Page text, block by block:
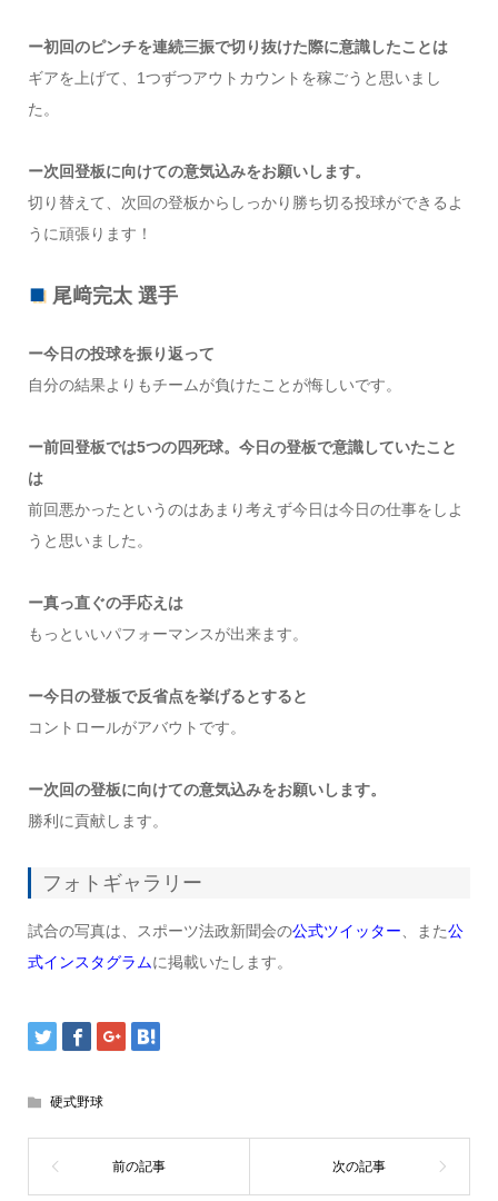
ー初回のピンチを連続三振で切り抜けた際に意識したことは
ギアを上げて、1つずつアウトカウントを稼ごうと思いまし
た。
ー次回登板に向けての意気込みをお願いします。
切り替えて、次回の登板からしっかり勝ち切る投球ができるよ
うに頑張ります！
尾﨑完太 選手
ー今日の投球を振り返って
自分の結果よりもチームが負けたことが悔しいです。
ー前回登板では5つの四死球。今日の登板で意識していたこと
は
前回悪かったというのはあまり考えず今日は今日の仕事をしよ
うと思いました。
ー真っ直ぐの手応えは
もっといいパフォーマンスが出来ます。
ー今日の登板で反省点を挙げるとすると
コントロールがアバウトです。
ー次回の登板に向けての意気込みをお願いします。
勝利に貢献します。
フォトギャラリー
試合の写真は、スポーツ法政新聞会の公式ツイッター 、また公
式インスタグラムに掲載いたします。
硬式野球